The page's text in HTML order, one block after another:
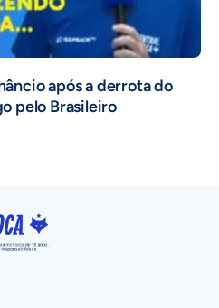
após a derrota do
pelo Brasileiro